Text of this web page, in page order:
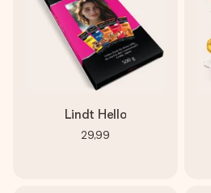
Lindt Hello
29,99